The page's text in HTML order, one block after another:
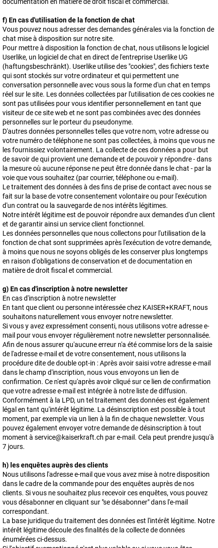
f) En cas d'utilisation de la fonction de chat
Vous pouvez nous adresser des demandes générales via la fonction de
chat mise à disposition sur notre site.
Pour mettre à disposition la fonction de chat, nous utilisons le logiciel
Userlike, un logiciel de chat en direct de l'entreprise Userlike UG
(haftungsbeschränkt). Userlike utilise des "cookies", des fichiers texte
qui sont stockés sur votre ordinateur et qui permettent une
conversation personnelle avec vous sous la forme d'un chat en temps
réel sur le site. Les données collectées par l'utilisation de ces cookies ne
sont pas utilisées pour vous identifier personnellement en tant que
visiteur de ce site web et ne sont pas combinées avec des données
personnelles sur le porteur du pseudonyme.
D'autres données personnelles telles que votre nom, votre adresse ou
votre numéro de téléphone ne sont pas collectées, à moins que vous ne
les fournissiez volontairement. La collecte de ces données a pour but
de savoir de qui provient une demande et de pouvoir y répondre - dans
la mesure où aucune réponse ne peut être donnée dans le chat - par la
voie que vous souhaitez (par courrier, téléphone ou e-mail).
Le traitement des données à des fins de prise de contact avec nous se
fait sur la base de votre consentement volontaire ou pour l'exécution
d'un contrat ou la sauvegarde de nos intérêts légitimes.
Notre intérêt légitime est de pouvoir répondre aux demandes d'un client
et de garantir ainsi un service client fonctionnel.
Les données personnelles que nous collectons pour l'utilisation de la
fonction de chat sont supprimées après l'exécution de votre demande,
à moins que nous ne soyons obligés de les conserver plus longtemps
en raison d'obligations de conservation et de documentation en
matière de droit fiscal et commercial.
g) En cas d'inscription à notre newsletter
En cas d'inscription à notre newsletter
En tant que client ou personne intéressée chez KAISER+KRAFT, nous
souhaitons naturellement vous envoyer notre newsletter.
Si vous y avez expressément consenti, nous utilisons votre adresse e-
mail pour vous envoyer régulièrement notre newsletter personnalisée.
Afin de nous assurer qu'aucune erreur n'a été commise lors de la saisie
de l'adresse e-mail et de votre consentement, nous utilisons la
procédure dite de double opt-in : Après avoir saisi votre adresse e-mail
dans le champ d'inscription, nous vous envoyons un lien de
confirmation. Ce n'est qu'après avoir cliqué sur ce lien de confirmation
que votre adresse e-mail est intégrée à notre liste de diffusion.
Conformément à la LPD, un tel traitement des données est également
légal en tant qu'intérêt légitime. La désinscription est possible à tout
moment, par exemple via un lien à la fin de chaque newsletter. Vous
pouvez également envoyer votre demande de désinscription à tout
moment à service@kaiserkraft.ch par e-mail. Cela peut prendre jusqu'à
7 jours.
h) les enquêtes auprès des clients
Nous utilisons l'adresse e-mail que vous avez mise à notre disposition
dans le cadre de la commande pour des enquêtes auprès de nos
clients. Si vous ne souhaitez plus recevoir ces enquêtes, vous pouvez
vous désabonner en cliquant sur "se désabonner" dans l'e-mail
correspondant.
La base juridique du traitement des données est l'intérêt légitime. Notre
intérêt légitime découle des finalités de la collecte de données
énumérées ci-dessus.